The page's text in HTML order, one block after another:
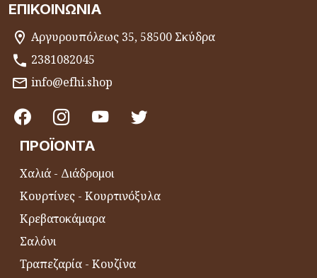
ΕΠΙΚΟΙΝΩΝΊΑ
Αργυρουπόλεως 35, 58500 Σκύδρα
2381082045
info@efhi.shop
ΠΡΟΪΌΝΤΑ
Χαλιά - Διάδρομοι
Κουρτίνες - Κουρτινόξυλα
Κρεβατοκάμαρα
Σαλόνι
Τραπεζαρία - Κουζίνα